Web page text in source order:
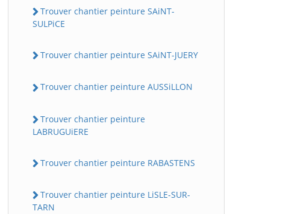
Trouver chantier peinture SAiNT-
SULPiCE
Trouver chantier peinture SAiNT-JUERY
Trouver chantier peinture AUSSiLLON
Trouver chantier peinture
LABRUGUiERE
Trouver chantier peinture RABASTENS
Trouver chantier peinture LiSLE-SUR-
TARN